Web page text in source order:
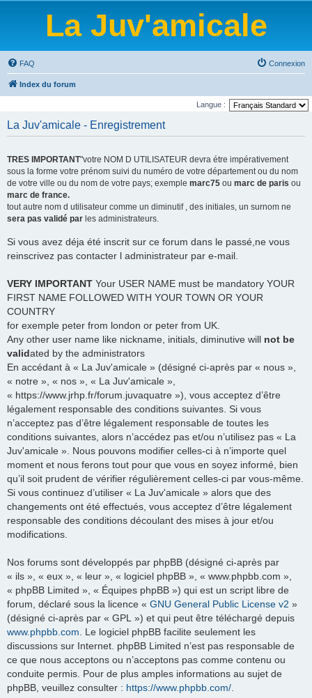
La Juv'amicale
FAQ Connexion
Index du forum
Langue :
La Juv'amicale - Enregistrement
TRES IMPORTANT"votre NOM D UTILISATEUR devra étre impérativement
sous la forme votre prénom suivi du numéro de votre département ou du nom
de votre ville ou du nom de votre pays; exemple marc75 ou marc de paris ou
marc de france.
tout autre nom d utilisateur comme un diminutif , des initiales, un surnom ne
sera pas validé par les administrateurs.
Si vous avez déja été inscrit sur ce forum dans le passé,ne vous
reinscrivez pas contacter l administrateur par e-mail.
VERY IMPORTANT Your USER NAME must be mandatory YOUR
FIRST NAME FOLLOWED WITH YOUR TOWN OR YOUR
COUNTRY
for exemple peter from london or peter from UK.
Any other user name like nickname, initials, diminutive will not be
validated by the administrators
En accédant à « La Juv'amicale » (désigné ci-après par « nous »,
« notre », « nos », « La Juv'amicale »,
« https://www.jrhp.fr/forum.juvaquatre »), vous acceptez d’être
légalement responsable des conditions suivantes. Si vous
n’acceptez pas d’être légalement responsable de toutes les
conditions suivantes, alors n’accédez pas et/ou n’utilisez pas « La
Juv'amicale ». Nous pouvons modifier celles-ci à n’importe quel
moment et nous ferons tout pour que vous en soyez informé, bien
qu’il soit prudent de vérifier régulièrement celles-ci par vous-même.
Si vous continuez d’utiliser « La Juv'amicale » alors que des
changements ont été effectués, vous acceptez d’être légalement
responsable des conditions découlant des mises à jour et/ou
modifications.
Nos forums sont développés par phpBB (désigné ci-après par
« ils », « eux », « leur », « logiciel phpBB », « www.phpbb.com »,
« phpBB Limited », « Équipes phpBB ») qui est un script libre de
forum, déclaré sous la licence « GNU General Public License v2 »
(désigné ci-après par « GPL ») et qui peut être téléchargé depuis
www.phpbb.com. Le logiciel phpBB facilite seulement les
discussions sur Internet. phpBB Limited n’est pas responsable de
ce que nous acceptons ou n’acceptons pas comme contenu ou
conduite permis. Pour de plus amples informations au sujet de
phpBB, veuillez consulter : https://www.phpbb.com/.